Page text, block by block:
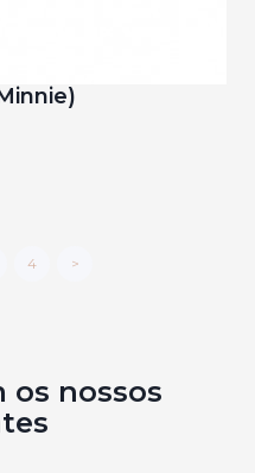
4 >
os nossos